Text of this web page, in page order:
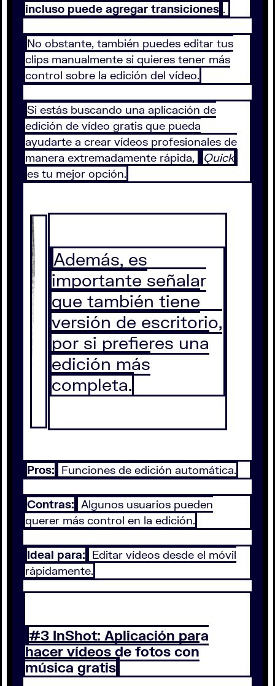
incluso puede agregar transiciones .
No obstante, también puedes editar tus
clips manualmente si quieres tener más
control sobre la edición del vídeo.
Si estás buscando una aplicación de
edición de vídeo gratis que pueda
ayudarte a crear vídeos profesionales de
manera extremadamente rápida,
Quick
es tu mejor opción.
Además, es
importante señalar
que también tiene
versión de escritorio,
por si prefieres una
edición más
completa.
Pros: Funciones de edición automática.
Contras: Algunos usuarios pueden
querer más control en la edición.
Ideal para: Editar vídeos desde el móvil
rápidamente.
#3 InShot: Aplicación para
hacer vídeos de fotos con
música gratis